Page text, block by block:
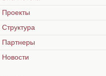
Проекты
Структура
Партнеры
Новости